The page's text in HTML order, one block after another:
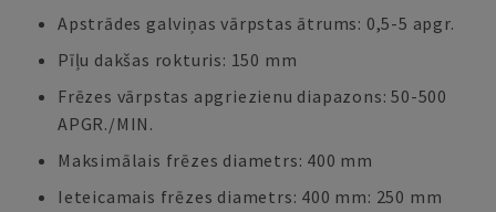
Apstrādes galviņas vārpstas ātrums: 0,5-5 apgr.
Pīļu dakšas rokturis: 150 mm
Frēzes vārpstas apgriezienu diapazons: 50-500
APGR./MIN.
Maksimālais frēzes diametrs: 400 mm
Ieteicamais frēzes diametrs: 400 mm: 250 mm